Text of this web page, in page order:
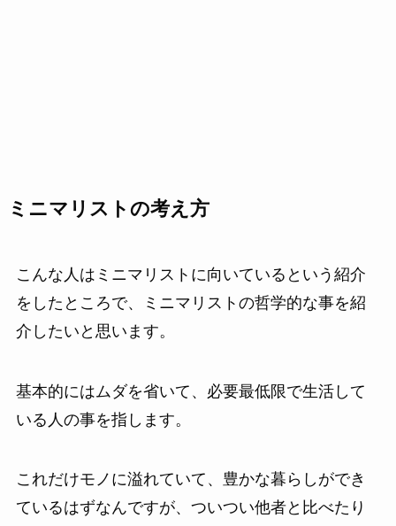
ミニマリストの考え方
こんな人はミニマリストに向いているという紹介
をしたところで、ミニマリストの哲学的な事を紹
介したいと思います。
基本的にはムダを省いて、必要最低限で生活して
いる人の事を指します。
これだけモノに溢れていて、豊かな暮らしができ
ているはずなんですが、ついつい他者と比べたり